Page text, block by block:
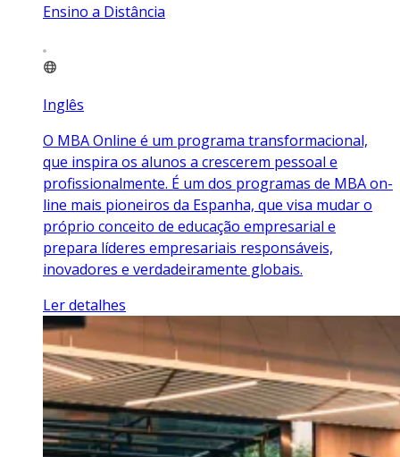
Ensino a Distância
Inglês
O MBA Online é um programa transformacional,
que inspira os alunos a crescerem pessoal e
profissionalmente. É um dos programas de MBA on-
line mais pioneiros da Espanha, que visa mudar o
próprio conceito de educação empresarial e
prepara líderes empresariais responsáveis,
inovadores e verdadeiramente globais.
Ler detalhes